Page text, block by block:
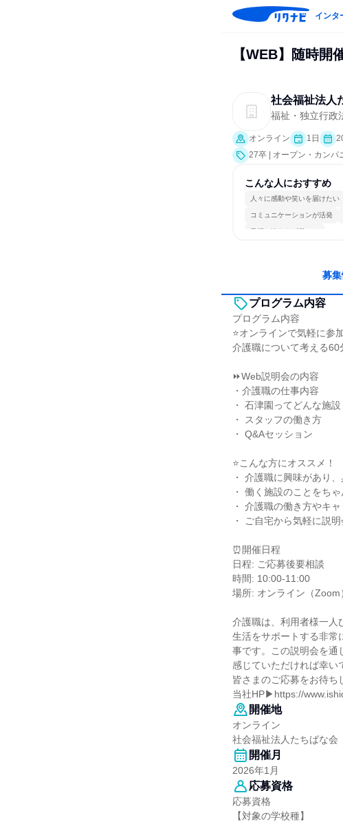
インタ
【WEB】随時開
社会福祉法人
福祉・独立行政
オンライン 1日
27卒 | オープン・カンパ
こんな人におすすめ
人々に感動や笑いを届けたい
コミュニケーションが活発
目標に追われず働ける
募
プログラム内容
プログラム内容
⭐オンラインで気軽に参
介護職について考える60
⏩Web説明会の内容
・介護職の仕事内容
・ 石津園ってどんな施設
・ スタッフの働き方
・ Q&Aセッション
⭐こんな方にオススメ！
・ 介護職に興味があり
・ 働く施設のことをち
・ 介護職の働き方やキ
・ ご自宅から気軽に説
⏰開催日程
日程: ご応募後要相談
時間: 10:00-11:00
場所: オンライン（Zoom
介護職は、利用者様一人
生活をサポートする非常
事です。この説明会を通
感じていただければ幸い
皆さまのご応募をお待ち
当社HP▶https://
開催地
オンライン
社会福祉法人たちばな会
開催月
2026年1月
応募資格
応募資格
【対象の学校種】